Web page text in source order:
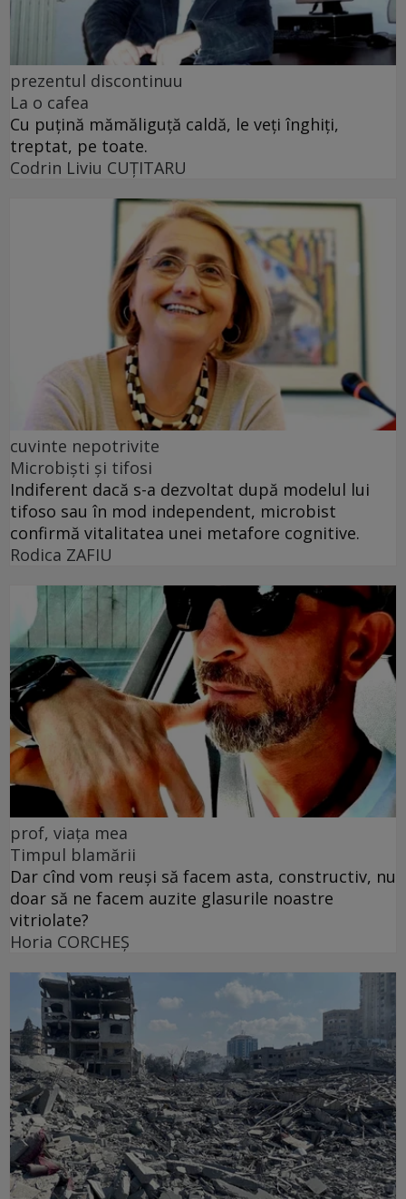
prezentul discontinuu
La o cafea
Cu puţină mămăliguţă caldă, le veţi înghiţi,
treptat, pe toate.
Codrin Liviu CUŢITARU
cuvinte nepotrivite
Microbiști și tifosi
Indiferent dacă s-a dezvoltat după modelul lui
tifoso sau în mod independent, microbist
confirmă vitalitatea unei metafore cognitive.
Rodica ZAFIU
prof, viața mea
Timpul blamării
Dar cînd vom reuși să facem asta, constructiv, nu
doar să ne facem auzite glasurile noastre
vitriolate?
Horia CORCHEŞ